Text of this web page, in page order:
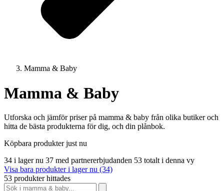
Mamma & Baby
Mamma & Baby
Utforska och jämför priser på mamma & baby från olika butiker och
hitta de bästa produkterna för dig, och din plånbok.
Köpbara produkter just nu
34 i lager nu 37 med partnererbjudanden 53 totalt i denna vy
Visa bara produkter i lager nu (34)
53 produkter hittades